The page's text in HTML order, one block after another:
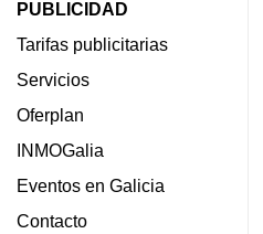
PUBLICIDAD
Tarifas publicitarias
Servicios
Oferplan
INMOGalia
Eventos en Galicia
Contacto